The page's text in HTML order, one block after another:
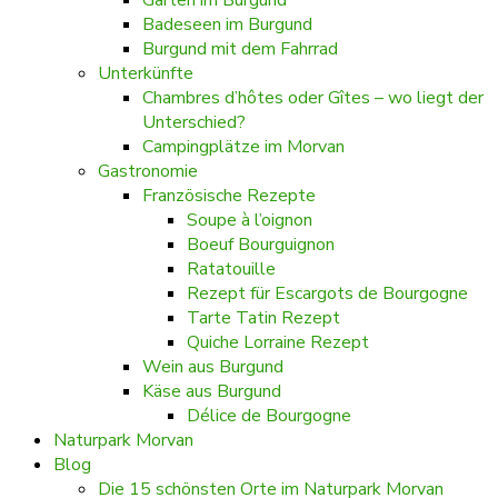
Badeseen im Burgund
Burgund mit dem Fahrrad
Unterkünfte
Chambres d’hôtes oder Gîtes – wo liegt der
Unterschied?
Campingplätze im Morvan
Gastronomie
Französische Rezepte
Soupe à l’oignon
Boeuf Bourguignon
Ratatouille
Rezept für Escargots de Bourgogne
Tarte Tatin Rezept
Quiche Lorraine Rezept
Wein aus Burgund
Käse aus Burgund
Délice de Bourgogne
Naturpark Morvan
Blog
Die 15 schönsten Orte im Naturpark Morvan